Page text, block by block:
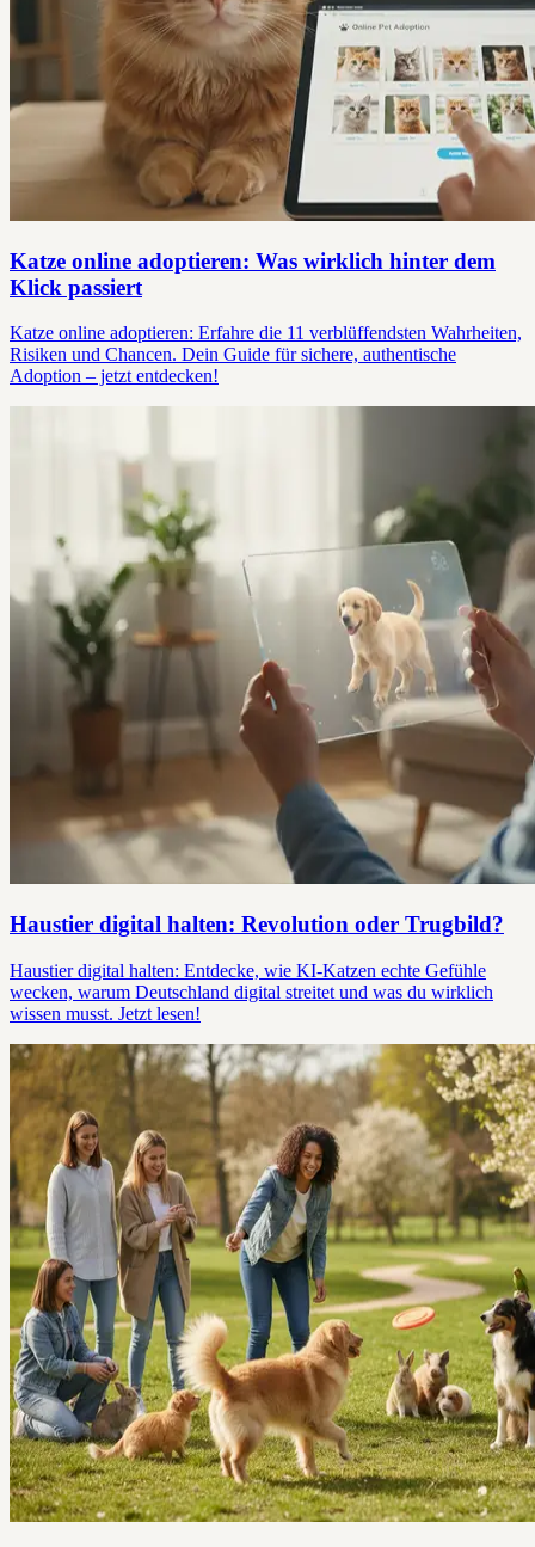
Katze online adoptieren: Was wirklich hinter dem
Klick passiert
Katze online adoptieren: Erfahre die 11 verblüffendsten Wahrheiten,
Risiken und Chancen. Dein Guide für sichere, authentische
Adoption – jetzt entdecken!
Haustier digital halten: Revolution oder Trugbild?
Haustier digital halten: Entdecke, wie KI-Katzen echte Gefühle
wecken, warum Deutschland digital streitet und was du wirklich
wissen musst. Jetzt lesen!